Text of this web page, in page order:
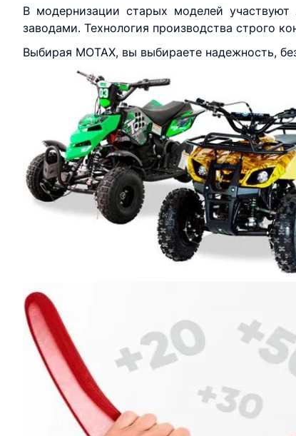
В модернизации старых моделей
заводами. Технология производства строго
Выбирая MOTAX, вы выбираете надежность,